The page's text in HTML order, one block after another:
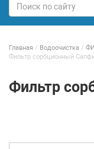
Главная / Водоочистка /
Фильтр сорбционный
Фильтр